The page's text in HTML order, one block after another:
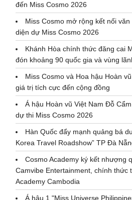
đến Miss Cosmo 2026
Miss Cosmo mở rộng kết nối
diện dự Miss Cosmo 2026
Khánh Hòa chính thức đăng cai
đón khoảng 90 quốc gia và vùng
Miss Cosmo và Hoa hậu Hoàn
giá trị tích cực đến cộng đồng
Á hậu Hoàn vũ Việt Nam Đỗ
dự thi Miss Cosmo 2026
Hàn Quốc đẩy mạnh quảng bá
Korea Travel Roadshow” TP Đà
Cosmo Academy ký kết nhượng
Camvibe Entertainment, chính thức
Academy Cambodia
Á hậu 1 "Miss Universe